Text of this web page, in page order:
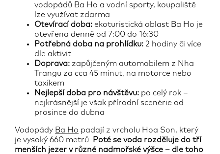
vodopádů Ba Ho a vodní sporty, koupaliště
lze využívat zdarma
Otevírací doba: ekoturistická oblast Ba Ho je
otevřena denně od 7:00 do 16:30
Potřebná doba na prohlídku: 2 hodiny či více
dle aktivit
Doprava: zapůjčeným automobilem z Nha
Trangu za cca 45 minut, na motorce nebo
taxíkem
Nejlepší doba pro návštěvu: po celý rok –
nejkrásnější je však přírodní scenérie od
prosince do dubna
Vodopády Ba Ho padají z vrcholu Hoa Son, který
je vysoký 660 metrů.
Poté se voda rozděluje do tří
menších jezer v různé nadmořské výšce – dle toho